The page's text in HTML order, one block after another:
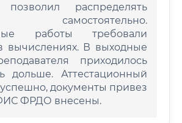
позволил распределять
самостоятельно.
работы требовали
вычислениях. В выходные
приходилось
дольше. Аттестационный
успешно, документы привез
ФРДО внесены.